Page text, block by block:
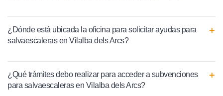
¿Dónde está ubicada la oficina para solicitar ayudas para
salvaescaleras en Vilalba dels Arcs?
¿Qué trámites debo realizar para acceder a subvenciones
para salvaescaleras en Vilalba dels Arcs?